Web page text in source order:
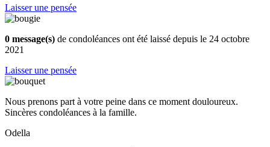
Laisser une pensée
0 message(s) de condoléances ont été laissé depuis le 24 octobre
2021
Laisser une pensée
Nous prenons part à votre peine dans ce moment douloureux.
Sincères condoléances à la famille.
Odella